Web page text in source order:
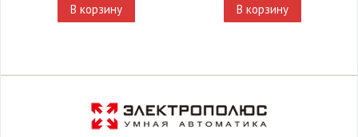
В корзину В корзину